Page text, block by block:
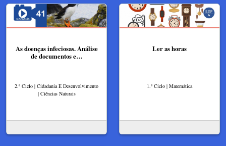
As doenças infeciosas. Análise
de documentos e…
2.º Ciclo | Cidadania E Desenvolvimento
| Ciências Naturais
Ler as horas
1.º Ciclo | Matemática